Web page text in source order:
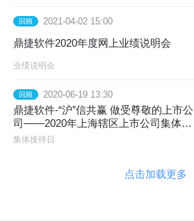
回顾 2021-04-02 15:00
鼎捷软件2020年度网上业绩说明会
业绩说明会
回顾 2020-06-19 13:30
鼎捷软件-“沪”信共赢 做受尊敬的上市公
司——2020年上海辖区上市公司集体接
待日
集体接待日
点击加载更多